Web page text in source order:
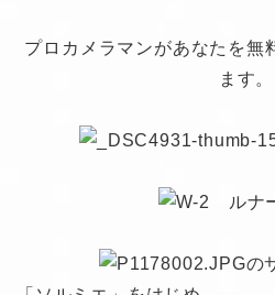
プロカメラマンがあなたを無
ます。